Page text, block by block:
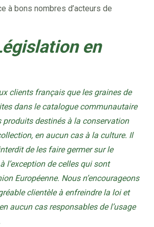
à bons nombres d’acteurs de
en
clients français que les graines de
dans le catalogue communautaire
produits destinés à la conservation
en aucun cas à la culture. Il
de les faire germer sur le
l’exception de celles qui sont
Européenne. Nous n’encourageons
clientèle à enfreindre la loi et
aucun cas responsables de l’usage